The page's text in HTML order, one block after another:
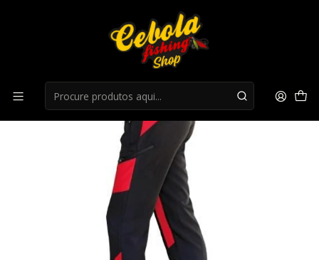
Roupa Caça
Calças Benisport - Preto/vermelho "elba"